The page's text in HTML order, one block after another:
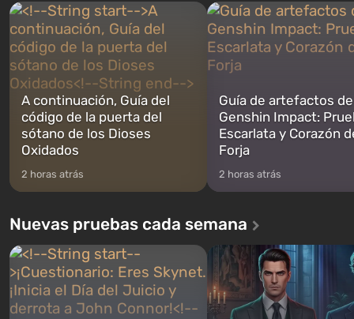
Trevor y Franklin, entre los cuales
podrás cambi...
abrirse primero después de
caigan las bombas n...
A continuación, Guía del
código de la puerta del
sótano de los Dioses
Oxidados
2 horas atrás
Guía de artefactos de
Genshin Impact:
Escarlata y Corazón
Forja
2 horas atrás
Nuevas pruebas cada semana